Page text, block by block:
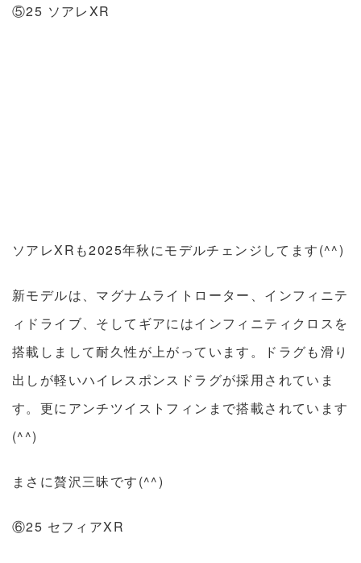
⑤25 ソアレXR
ソアレXRも2025年秋にモデルチェンジしてます(^^)
新モデルは、マグナムライトローター、インフィニテ
ィドライブ、そしてギアにはインフィニティクロスを
搭載しまして耐久性が上がっています。ドラグも滑り
出しが軽いハイレスポンスドラグが採用されていま
す。更にアンチツイストフィンまで搭載されています
(^^)
まさに贅沢三昧です(^^)
⑥25 セフィアXR